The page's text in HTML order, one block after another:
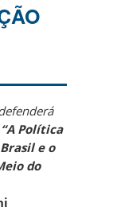
“A Política
e o
do